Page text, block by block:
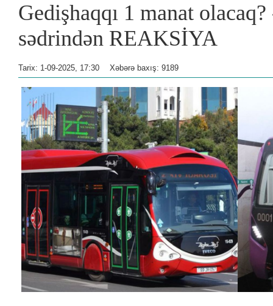
Gedişhaqqı 1 manat
sədrindən REAKSİYA
Tarix: 1-09-2025, 17:30 Xəbərə baxış: 9189